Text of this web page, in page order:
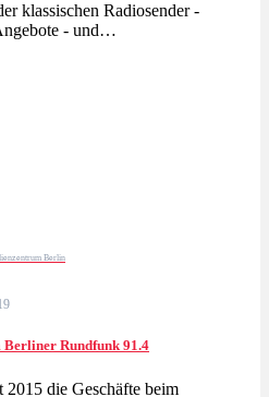
klassischen Radiosender -
- und…
Berlin
Berliner Rundfunk 91.4
die Geschäfte beim